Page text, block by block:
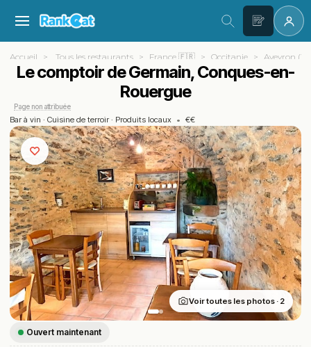
Accueil Tous les restaurants France 🇫🇷 Occitanie Aveyron (12)
Le comptoir de Germain, Conques-en-
Rouergue
Page non attribuée
Bar à vin · Cuisine de terroir· Produits locaux • €€
Ouvert maintenant
Voir toutes les photos · 2